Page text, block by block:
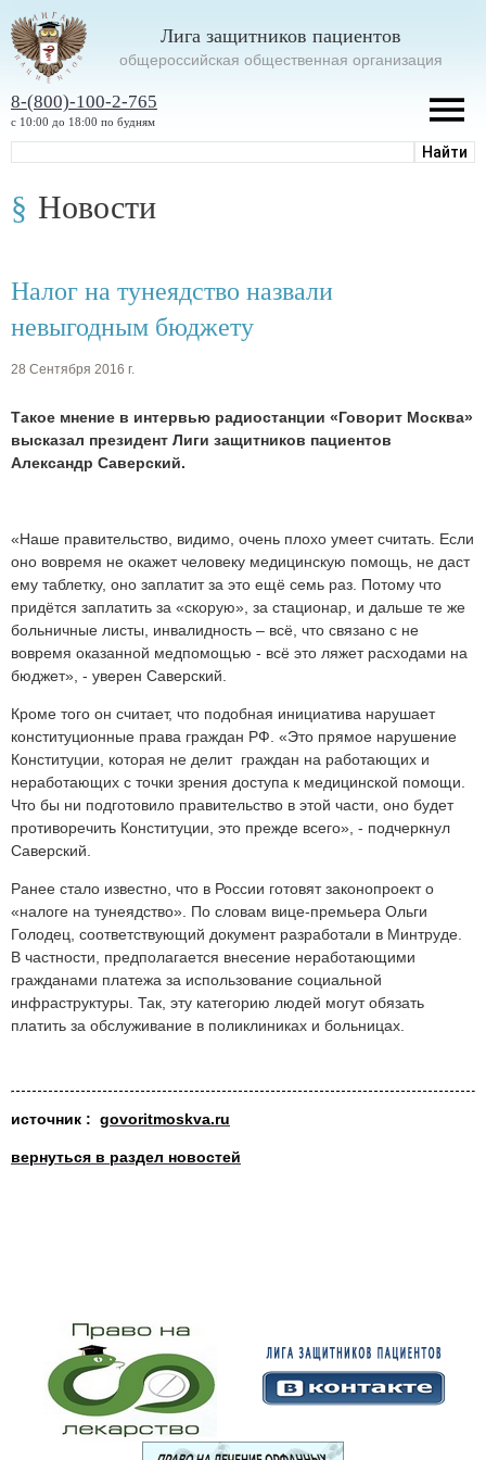
Лига защитников пациентов
oбщероссийская общественная организация
8-(800)-100-2-765
с 10:00 до 18:00 по будням
Новости
Налог на тунеядство назвали
невыгодным бюджету
28 Сентября 2016 г.
Такое мнение в интервью радиостанции «Говорит Москва»
высказал президент Лиги защитников пациентов
Александр Саверский.
«Наше правительство, видимо, очень плохо умеет считать. Если
оно вовремя не окажет человеку медицинскую помощь, не даст
ему таблетку, оно заплатит за это ещё семь раз. Потому что
придётся заплатить за «скорую», за стационар, и дальше те же
больничные листы, инвалидность – всё, что связано с не
вовремя оказанной медпомощью - всё это ляжет расходами на
бюджет», - уверен Саверский.
Кроме того он считает, что подобная инициатива нарушает
конституционные права граждан РФ. «Это прямое нарушение
Конституции, которая не делит граждан на работающих и
неработающих с точки зрения доступа к медицинской помощи.
Что бы ни подготовило правительство в этой части, оно будет
противоречить Конституции, это прежде всего», - подчеркнул
Саверский.
Ранее стало известно, что в России готовят законопроект о
«налоге на тунеядство». По словам вице-премьера Ольги
Голодец, соответствующий документ разработали в Минтруде.
В частности, предполагается внесение неработающими
гражданами платежа за использование социальной
инфраструктуры. Так, эту категорию людей могут обязать
платить за обслуживание в поликлиниках и больницах.
источник : govoritmoskva.ru
вернуться в раздел новостей